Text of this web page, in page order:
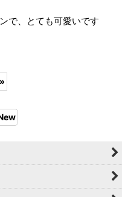
で、とても可愛いです
»